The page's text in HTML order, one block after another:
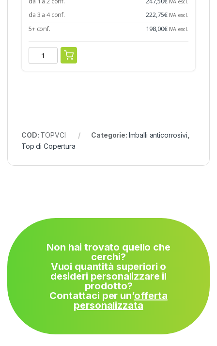
IVA escl.
da 3 a 4 conf. 222,75€ IVA escl.
5+ conf. 198,00€ IVA escl.
COD: TOPVCI Categorie: Imballi anticorrosivi
Top di Copertura
Non hai trovato quello che
cerchi?
Vuoi quantità superiori o
desideri personalizzare il
prodotto?
Contattaci per un’offerta
personalizzata